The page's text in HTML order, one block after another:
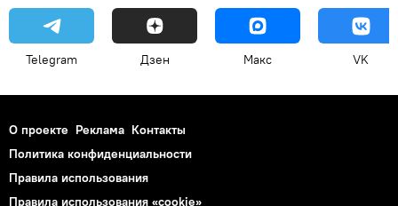
Telegram Дзен Макс VK
О проекте Реклама Контакты
Политика конфиденциальности
Правила использования
Правила использования «cookie»